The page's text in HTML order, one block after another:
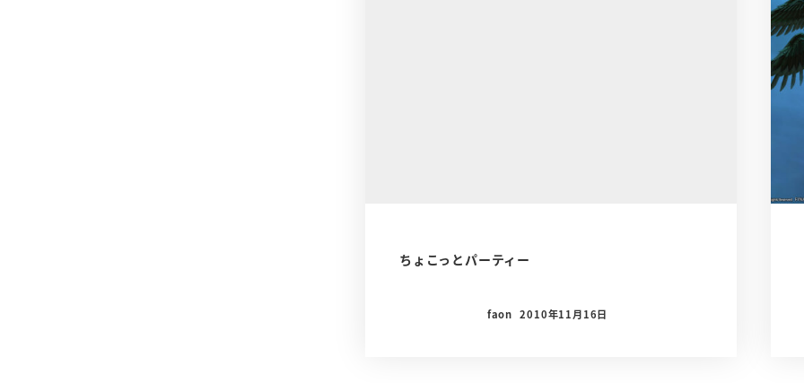
ちょこっとパーティー
faon 2010年11月16日